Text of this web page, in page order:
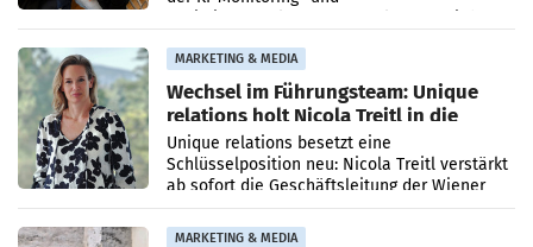
MARKETING & MEDIA
Wechsel im Führungsteam: Unique
relations holt Nicola Treitl in die
Geschäftsleitung
Unique relations besetzt eine
Schlüsselposition neu: Nicola Treitl verstärkt
ab sofort die Geschäftsleitung der Wiener
PR-Agentur an der Seite von Josef Kalina und
Anna Kalina-Mahr.
MARKETING & MEDIA